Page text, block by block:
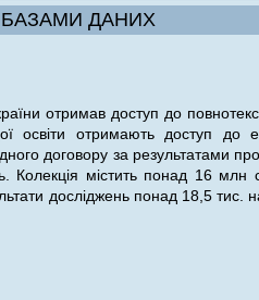
ДАНИХ
отримав доступ до
освіти отримають доступ до
договору за результатами
Колекція містить понад 16 млн
досліджень понад 18,5 тис.